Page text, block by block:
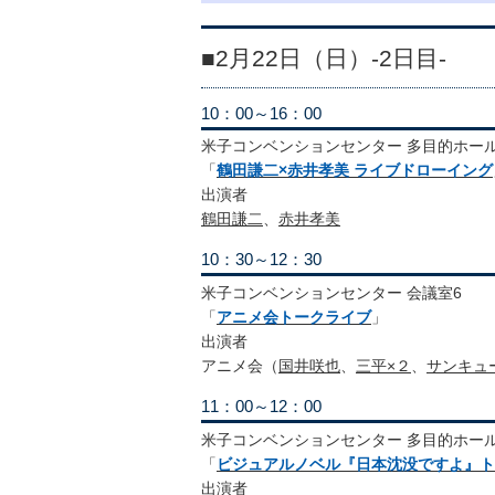
■2月22日（日）-2日目-
10：00～16：00
米子コンベンションセンター 多目的ホー
「鶴田謙二×赤井孝美 ライブドローイング
出演者
鶴田謙二、 赤井孝美
10：30～12：30
米子コンベンションセンター 会議室6
「アニメ会トークライブ」
出演者
アニメ会（ 国井咲也 三平×２ サンキュ
11：00～12：00
米子コンベンションセンター 多目的ホー
「 ビジュアルノベル『日本沈没ですよ』
出演者